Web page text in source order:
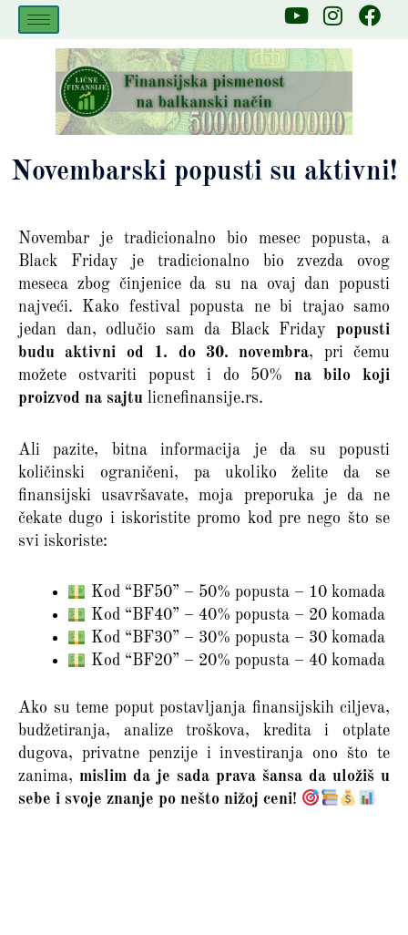
Skip
Y
u
b
I
s
g
a
F
k
Novembarski popusti su aktivni!
Novembar je tradicionalno bio mesec popusta, a
Black Friday je tradicionalno bio zvezda ovog
meseca zbog činjenice da su na ovaj dan popusti
najveći. Kako festival popusta ne bi trajao samo
jedan dan, odlučio sam da Black Friday popusti
budu aktivni od 1. do 30. novembra, pri čemu
možete ostvariti popust i do 50%na bilo koji
proizvod na sajtu licnefinansije.rs.
Ali pazite, bitna informacija je da su popusti
količinski ograničeni, pa ukoliko želite da se
finansijski usavršavate, moja preporuka je da ne
čekate dugo i iskoristite promo kod pre nego što se
svi iskoriste:
Kod “BF50” – 50% popusta – 10 komada
Kod “BF40” – 40% popusta – 20 komada
Kod “BF30” – 30% popusta – 30 komada
Kod “BF20” – 20% popusta – 40 komada
Ako su teme poput postavljanja finansijskih ciljeva,
budžetiranja, analize troškova, kredita i otplate
dugova, privatne penzije i investiranja ono što te
zanima, mislim da je sada prava šansa da uložiš u
sebe i svoje znanje po nešto nižoj ceni!